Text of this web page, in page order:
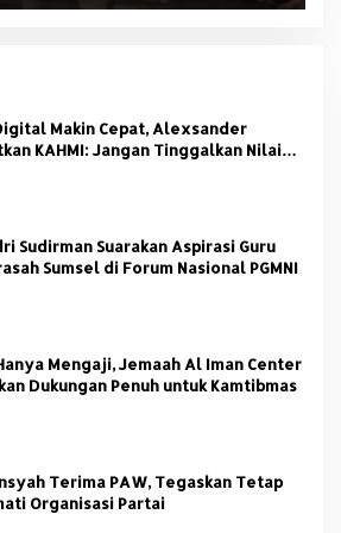
Makin Cepat, Alexsander
KAHMI: Jangan Tinggalkan Nilai
Sudirman Suarakan Aspirasi Guru
Sumsel di Forum Nasional PGMNI
Mengaji, Jemaah Al Iman Center
Dukungan Penuh untuk Kamtibmas
Terima PAW, Tegaskan Tetap
Organisasi Partai